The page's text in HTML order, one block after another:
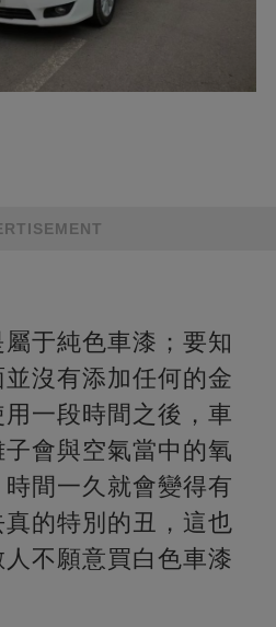
于純色車漆；要知
沒有添加任何的金
一段時間之後，車
會與空氣當中的氧
間一久就會變得有
的特別的丑，這也
不願意買白色車漆